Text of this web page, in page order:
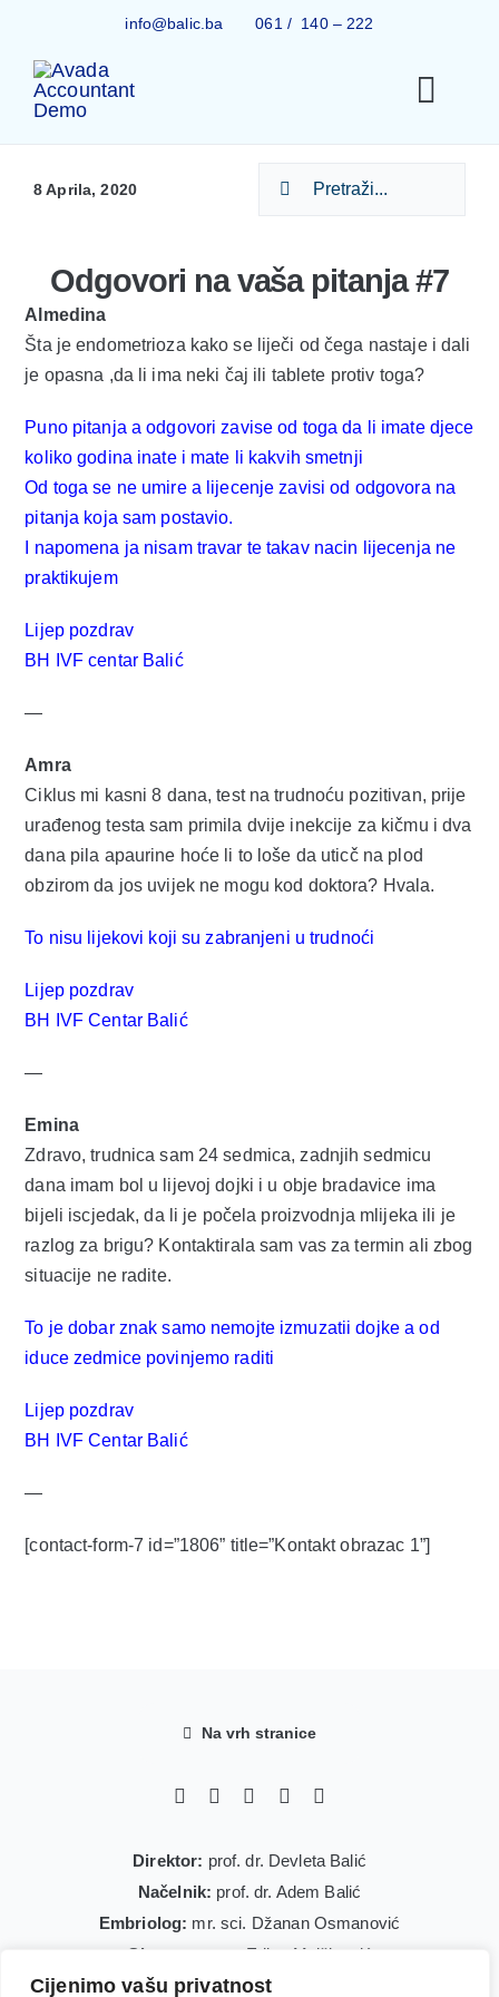
Cijenimo vašu privatnost
content
info@balic.ba 061 / 140 – 222
IVF
Centar
8 Aprila, 2020
Search
Odgovori na vaša pitanja #7
Almedina
Šta je endometrioza kako se liječi od čega nastaje i dali
je opasna ,da li ima neki čaj ili tablete protiv toga?
Puno pitanja a odgovori zavise od toga da li imate djece
koliko godina inate i mate li kakvih smetnji
Od toga se ne umire a lijecenje zavisi od odgovora na
pitanja koja sam postavio.
I napomena ja nisam travar te takav nacin lijecenja ne
praktikujem
Lijep pozdrav
BH IVF centar Balić
—
Amra
Ciklus mi kasni 8 dana, test na trudnoću pozitivan, prije
urađenog testa sam primila dvije inekcije za kičmu i dva
dana pila apaurine hoće li to loše da uticč na plod
obzirom da jos uvijek ne mogu kod doktora? Hvala.
To nisu lijekovi koji su zabranjeni u trudnoći
Lijep pozdrav
BH IVF Centar Balić
—
Emina
Zdravo, trudnica sam 24 sedmica, zadnjih sedmicu
dana imam bol u lijevoj dojki i u obje bradavice ima
bijeli iscjedak, da li je počela proizvodnja mlijeka ili je
razlog za brigu? Kontaktirala sam vas za termin ali zbog
situacije ne radite.
To je dobar znak samo nemojte izmuzatii dojke a od
iduce zedmice povinjemo raditi
Lijep pozdrav
BH IVF Centar Balić
—
[contact-form-7 id=”1806” title=”Kontakt obrazac 1”]
Na vrh stranice
Direktor: prof. dr. Devleta Balić
Načelnik: prof. dr. Adem Balić
Embriolog: mr. sci. Džanan Osmanović
Glavna sestra:
Edina Mujčinović
IVF koordinator:Arnela Dedić